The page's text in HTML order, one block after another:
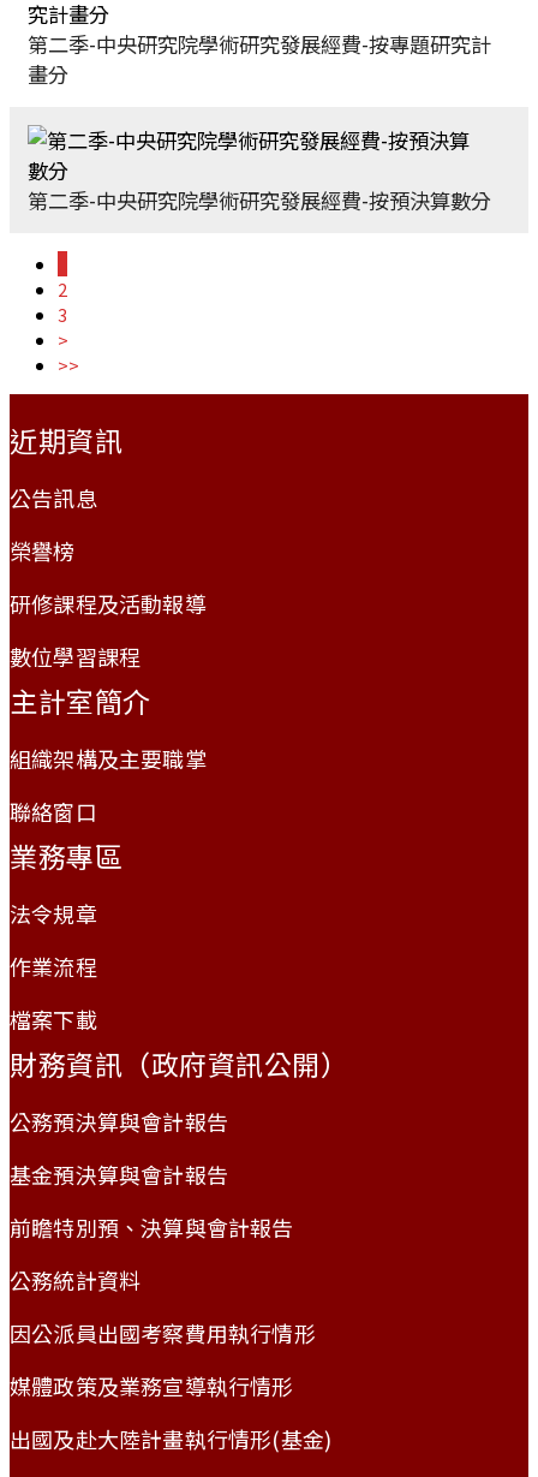
第二季-中央研究院學術研究發展經費-按專題研究計
畫分
第二季-中央研究院學術研究發展經費-按預決算數分
2
3
>
>>
近期資訊
公告訊息
榮譽榜
研修課程及活動報導
數位學習課程
主計室簡介
組織架構及主要職掌
聯絡窗口
業務專區
法令規章
作業流程
檔案下載
財務資訊（政府資訊公開）
公務預決算與會計報告
基金預決算與會計報告
前瞻特別預、決算與會計報告
公務統計資料
因公派員出國考察費用執行情形
媒體政策及業務宣導執行情形
出國及赴大陸計畫執行情形(基金)